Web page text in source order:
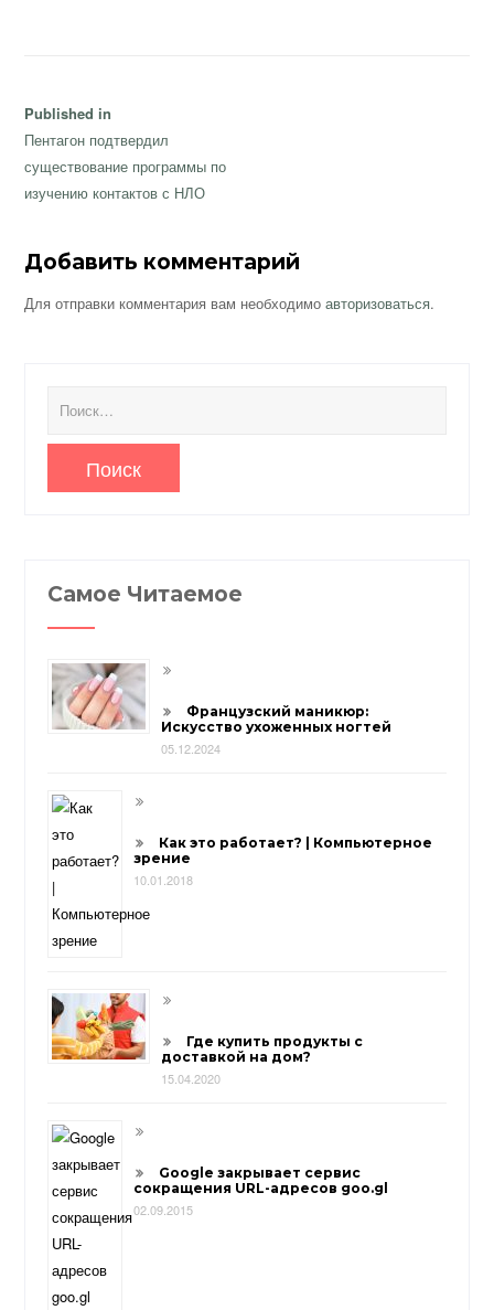
Навигация
по
записям
Published in
Пентагон подтвердил
существование программы по
изучению контактов с НЛО
Добавить комментарий
Для отправки комментария вам необходимоавторизоваться.
Самое Читаемое
Французский маникюр:
Искусство ухоженных ногтей
05.12.2024
Как это работает? | Компьютерное
зрение
10.01.2018
Где купить продукты с
доставкой на дом?
15.04.2020
Google закрывает сервис
сокращения URL-адресов goo.gl
02.09.2015